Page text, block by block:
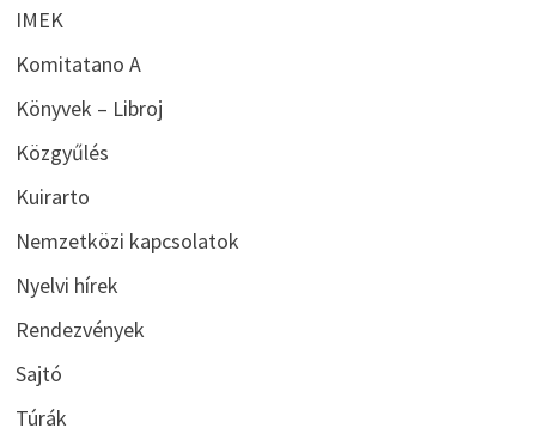
IMEK
Komitatano A
Könyvek – Libroj
Közgyűlés
Kuirarto
Nemzetközi kapcsolatok
Nyelvi hírek
Rendezvények
Sajtó
Túrák